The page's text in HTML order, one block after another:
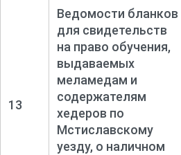
13
Ведомости бланков
для свидетельств
на право обучения,
выдаваемых
меламедам и
содержателям
хедеров по
Мстиславскому
уезду, о наличном